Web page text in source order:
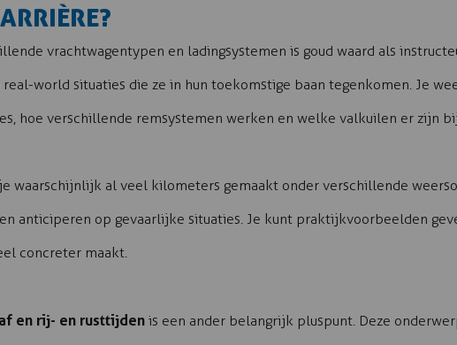
vrachtwagentypen en ladingsystemen is goud waard als
world situaties die ze in hun toekomstige baan tegenkomen. Je
hoe verschillende remsystemen werken en welke valkuilen er zijn
waarschijnlijk al veel kilometers gemaakt onder verschillende
anticiperen op gevaarlijke situaties. Je kunt praktijkvoorbeelden
concreter maakt.
en rij- en rusttijden is een ander belangrijk pluspunt. Deze